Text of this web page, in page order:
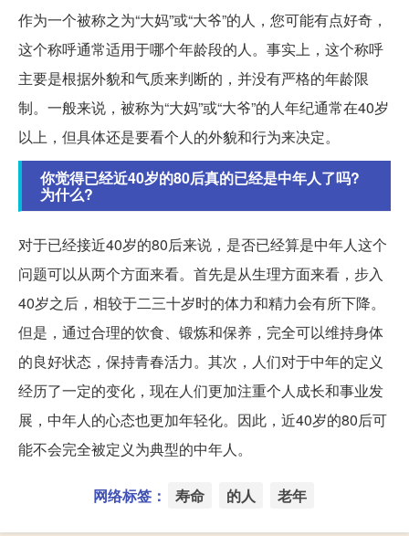
作为一个被称之为“大妈”或“大爷”的人，您可能有点好奇，
这个称呼通常适用于哪个年龄段的人。事实上，这个称呼
主要是根据外貌和气质来判断的，并没有严格的年龄限
制。一般来说，被称为“大妈”或“大爷”的人年纪通常在40岁
以上，但具体还是要看个人的外貌和行为来决定。
你觉得已经近40岁的80后真的已经是中年人了吗?
为什么?
对于已经接近40岁的80后来说，是否已经算是中年人这个
问题可以从两个方面来看。首先是从生理方面来看，步入
40岁之后，相较于二三十岁时的体力和精力会有所下降。
但是，通过合理的饮食、锻炼和保养，完全可以维持身体
的良好状态，保持青春活力。其次，人们对于中年的定义
经历了一定的变化，现在人们更加注重个人成长和事业发
展，中年人的心态也更加年轻化。因此，近40岁的80后可
能不会完全被定义为典型的中年人。
网络标签： 寿命 的人 老年